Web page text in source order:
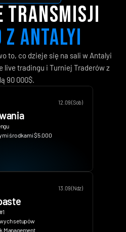
TRANSMISJI
Z ANTALYI
to, co dzieje się na sali w Antalyi
live tradingu i Turniej Traderów z
90 000$.
12.09 (Sob)
środkami $5.000
13.09 (Ndz)
setupów
Management